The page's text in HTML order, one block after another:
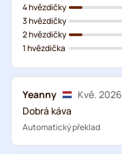
4 hvězdičky
3 hvězdičky
2 hvězdičky
1 hvězdička
Yeanny
Kvě. 2026
Dobrá káva
Automatický překlad